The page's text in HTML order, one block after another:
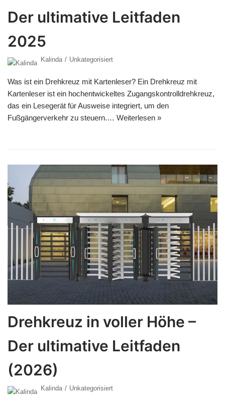
Der ultimative Leitfaden
2025
Kalinda Unkategorisiert
Was ist ein Drehkreuz mit Kartenleser? Ein Drehkreuz mit
Kartenleser ist ein hochentwickeltes Zugangskontrolldrehkreuz,
das ein Lesegerät für Ausweise integriert, um den
Fußgängerverkehr zu steuern.… Weiterlesen »
Drehkreuz in voller Höhe –
Der ultimative Leitfaden
(2026)
Kalinda Unkategorisiert